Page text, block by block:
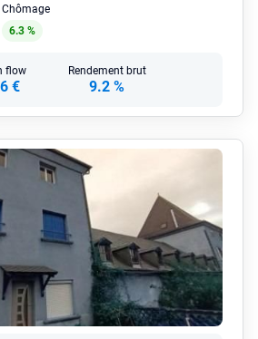
Chômage
6.3 %
flow
€
Rendement brut
9.2 %